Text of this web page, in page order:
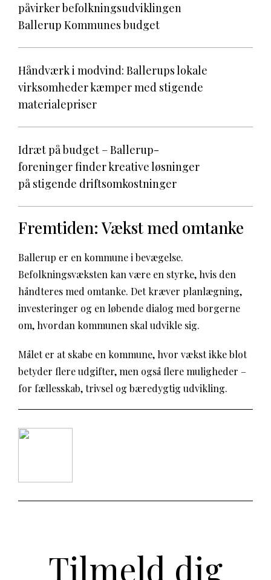
påvirker befolkningsudviklingen
Ballerup Kommunes budget
Håndværk i modvind: Ballerups lokale
virksomheder kæmper med stigende
materialepriser
Idræt på budget – Ballerup-
foreninger finder kreative løsninger
på stigende driftsomkostninger
Fremtiden: Vækst med omtanke
Ballerup er en kommune i bevægelse.
Befolkningsvæksten kan være en styrke, hvis den
håndteres med omtanke. Det kræver planlægning,
investeringer og en løbende dialog med borgerne
om, hvordan kommunen skal udvikle sig.
Målet er at skabe en kommune, hvor vækst ikke blot
betyder flere udgifter, men også flere muligheder –
for fællesskab, trivsel og bæredygtig udvikling.
Tilmeld dig